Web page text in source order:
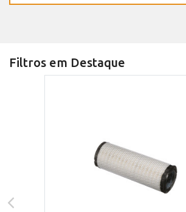
Filtros em Destaque